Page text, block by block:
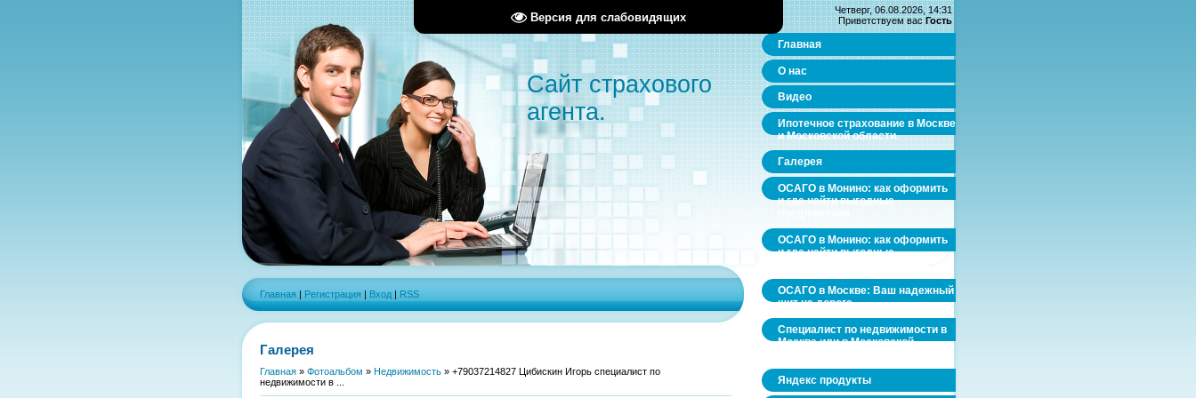
Версия для слабовидящих
Сайт страхового
агента.
Главная | Регистрация | Вход | RSS
Галерея
Главная » Фотоальбом » Недвижимость » +79037214827 Цибискин Игорь специалист по
недвижимости в ...
Четверг, 06.08.2026, 14:31
Приветствуем вас Гость
Главная
О нас
Видео
Ипотечное страхование в Москве
и Московской области.
Галерея
ОСАГО в Монино: как оформить
и где найти выгодные
ОСАГО в Монино: как оформить
и где найти выгодные
ОСАГО в Москве: Ваш надежный
щит на дороге
Специалист по недвижимости в
Москве или в Московской
Яндекс продукты